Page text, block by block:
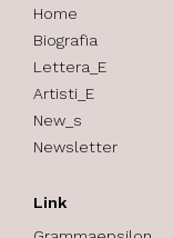
Home
Biografia
Lettera_E
Artisti_E
New_s
Newsletter
Link